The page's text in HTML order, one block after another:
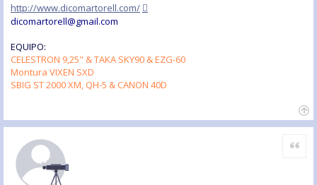
http://www.dicomartorell.com/
dicomartorell@gmail.com
EQUIPO:
CELESTRON 9,25" & TAKA SKY90 & EZG-60
Montura VIXEN SXD
SBIG ST 2000 XM, QH-5 & CANON 40D
Citar